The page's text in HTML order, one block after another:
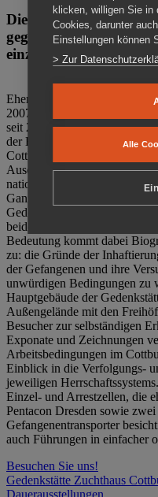
Die Gedenkstätte
gegen das Vergessen.
einzigartig.
Ehemalige politische
2007 den Verein
seit 2011 Eigentümer des
der Bautzener Straße und
Cottbus ist. Im Zentrum der
Auseinandersetzung mit
nationalsozialistischen
Ganzjährig zeigen mehrere
Gedenkstätte Zuchthaus
beiden deutschen Diktaturen
Bedeutung kommt dabei
zu: die Gründe der
der Gefangenen und ihre
unwürdigen Bedingungen zu
Hauptgebäude der
Außengelände mit den
Besucher zur selbständigen
Exponate und Zeichnungen
Arbeitsbedingungen im
Einblick in die Verfolgungs-
jeweiligen
Einzel- und Arrestzellen, die
Pentacon Dresden sowie
Gefangenentransporter
auch Führungen in einfacher
Besuchen Sie uns!
Gedenkstätte Zuchthaus
Dauerausstellungen
klicken, willigen Sie in
Cookies, darunter
Einstellungen können
> Zur
Alle